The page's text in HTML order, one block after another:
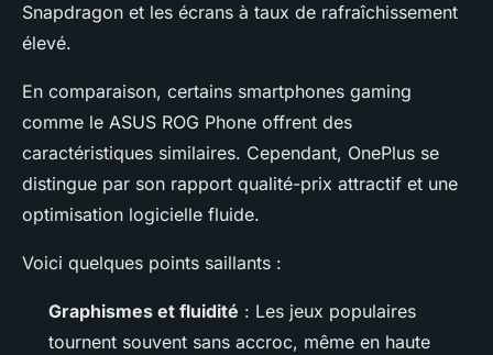
Snapdragon et les écrans à taux de rafraîchissement
élevé.
En comparaison, certains smartphones gaming
comme le ASUS ROG Phone offrent des
caractéristiques similaires. Cependant, OnePlus se
distingue par son rapport qualité-prix attractif et une
optimisation logicielle fluide.
Voici quelques points saillants :
Graphismes et fluidité : Les jeux populaires
tournent souvent sans accroc, même en haute